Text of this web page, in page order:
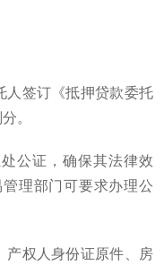
人签订《抵押贷款委托
。
公证，确保其法律效
理部门可要求办理公
产权人身份证原件、房